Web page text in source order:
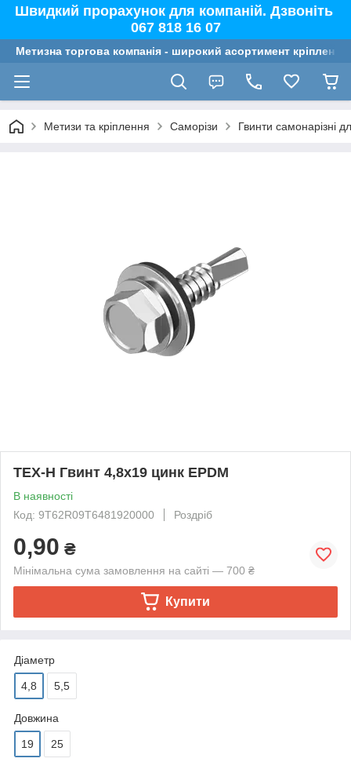
Швидкий прорахунок для компаній. Дзвоніть
067 818 16 07
Метизна торгова компанія - широкий асортимент
Метизи та кріплення Саморізи Гвинти самонарізні
TEX-H Гвинт 4,8х19 цинк EPDM
В наявності
Код: 9T62R09T6481920000
Роздріб
0,90 ₴
Мінімальна сума замовлення на сайті — 700 ₴
Купити
Діаметр
4,8 5,5
Довжина
19 25